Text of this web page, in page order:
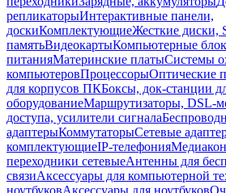
репликаторыИнтерактивные панели,
доскиКомплектующиеЖесткие диски,
памятьВидеокартыКомпьютерные
питанияМатеринские платыСистемы
компьютеровПроцессорыОптические
для корпусов ПКБоксы, док-станции
оборудованиеМаршрутизаторы, DSL-
доступа, усилители сигнала
адаптерыКоммутаторыСетевые
комплектующиеIP-телефония
переходники сетевыеАнтенны для
связиАксессуары для компьютерной
ноутбуковАксессуары для ноутбуков